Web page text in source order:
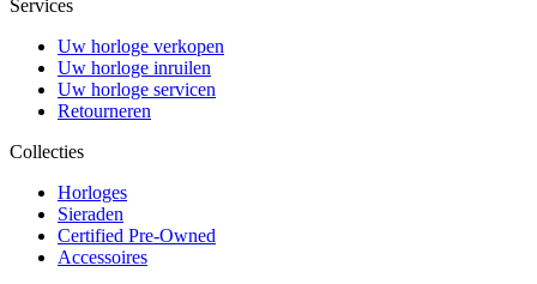
Services
Uw horloge verkopen
Uw horloge inruilen
Uw horloge servicen
Retourneren
Collecties
Horloges
Sieraden
Certified Pre-Owned
Accessoires